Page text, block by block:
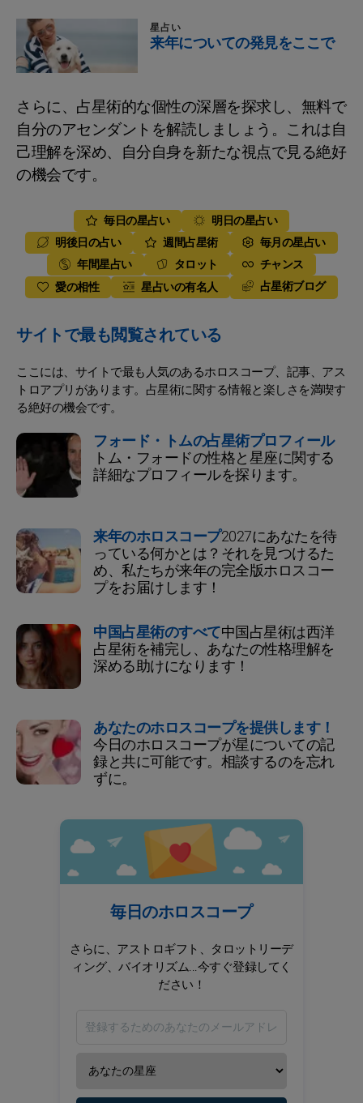
星占い
来年についての発見をここで
さらに、占星術的な個性の深層を探求し、無料で
自分のアセンダントを解読しましょう。これは自
己理解を深め、自分自身を新たな視点で見る絶好
の機会です。
毎日の星占い
明日の星占い
明後日の占い
週間占星術
毎月の星占い
年間星占い
タロット
チャンス
愛の相性
星占いの有名人 占星術ブログ
サイトで最も閲覧されている
ここには、サイトで最も人気のあるホロスコープ、記事、アス
トロアプリがあります。占星術に関する情報と楽しさを満喫す
る絶好の機会です。
フォード・トムの占星術プロフィール
トム・フォードの性格と星座に関する
詳細なプロフィールを探ります。
来年のホロスコープ2027にあなたを待
っている何かとは？それを見つけるた
め、私たちが来年の完全版ホロスコー
プをお届けします！
中国占星術のすべて中国占星術は西洋
占星術を補完し、あなたの性格理解を
深める助けになります！
あなたのホロスコープを提供します！
今日のホロスコープが星についての記
録と共に可能です。相談するのを忘れ
ずに。
毎日のホロスコープ
さらに、アストロギフト、タロットリーデ
ィング、バイオリズム...今すぐ登録してく
ださい！